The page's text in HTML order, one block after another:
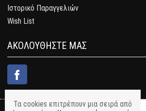
Ιστορικό Παραγγελιών
Wish List
ΑΚΟΛΟΥΘΗΣΤΕ ΜΑΣ
Τα cookies επιτρέπουν μια σειρά από